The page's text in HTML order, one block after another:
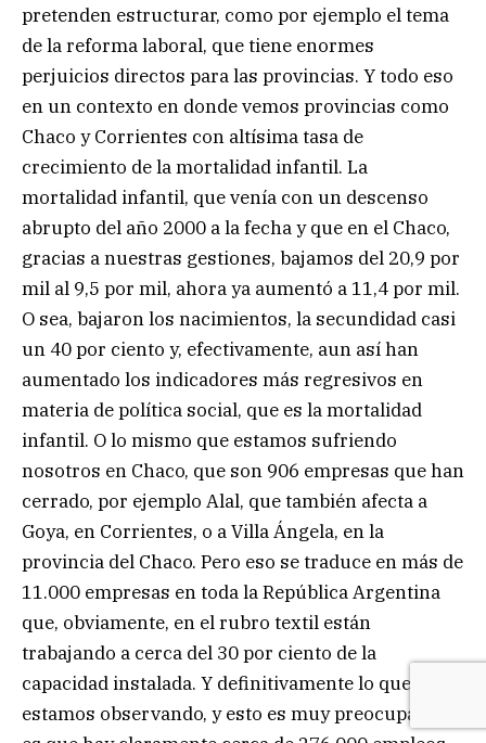
pretenden estructurar, como por ejemplo el tema
de la reforma laboral, que tiene enormes
perjuicios directos para las provincias. Y todo eso
en un contexto en donde vemos provincias como
Chaco y Corrientes con altísima tasa de
crecimiento de la mortalidad infantil. La
mortalidad infantil, que venía con un descenso
abrupto del año 2000 a la fecha y que en el Chaco,
gracias a nuestras gestiones, bajamos del 20,9 por
mil al 9,5 por mil, ahora ya aumentó a 11,4 por mil.
O sea, bajaron los nacimientos, la secundidad casi
un 40 por ciento y, efectivamente, aun así han
aumentado los indicadores más regresivos en
materia de política social, que es la mortalidad
infantil. O lo mismo que estamos sufriendo
nosotros en Chaco, que son 906 empresas que han
cerrado, por ejemplo Alal, que también afecta a
Goya, en Corrientes, o a Villa Ángela, en la
provincia del Chaco. Pero eso se traduce en más de
11.000 empresas en toda la República Argentina
que, obviamente, en el rubro textil están
trabajando a cerca del 30 por ciento de la
capacidad instalada. Y definitivamente lo que
estamos observando, y esto es muy preocupante,